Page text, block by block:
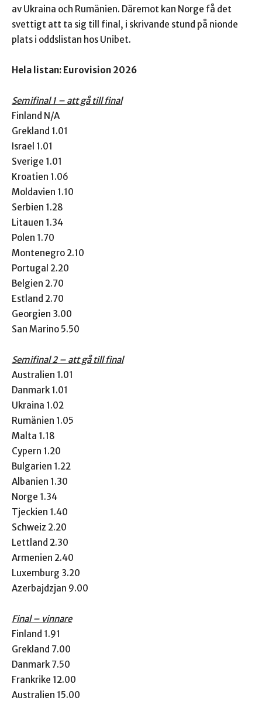
av Ukraina och Rumänien. Däremot kan Norge få det
svettigt att ta sig till final, i skrivande stund på nionde
plats i oddslistan hos Unibet.
Hela listan: Eurovision 2026
Semifinal 1 – att gå till final
Finland N/A
Grekland 1.01
Israel 1.01
Sverige 1.01
Kroatien 1.06
Moldavien 1.10
Serbien 1.28
Litauen 1.34
Polen 1.70
Montenegro 2.10
Portugal 2.20
Belgien 2.70
Estland 2.70
Georgien 3.00
San Marino 5.50
Semifinal 2 – att gå till final
Australien 1.01
Danmark 1.01
Ukraina 1.02
Rumänien 1.05
Malta 1.18
Cypern 1.20
Bulgarien 1.22
Albanien 1.30
Norge 1.34
Tjeckien 1.40
Schweiz 2.20
Lettland 2.30
Armenien 2.40
Luxemburg 3.20
Azerbajdzjan 9.00
Final – vinnare
Finland 1.91
Grekland 7.00
Danmark 7.50
Frankrike 12.00
Australien 15.00